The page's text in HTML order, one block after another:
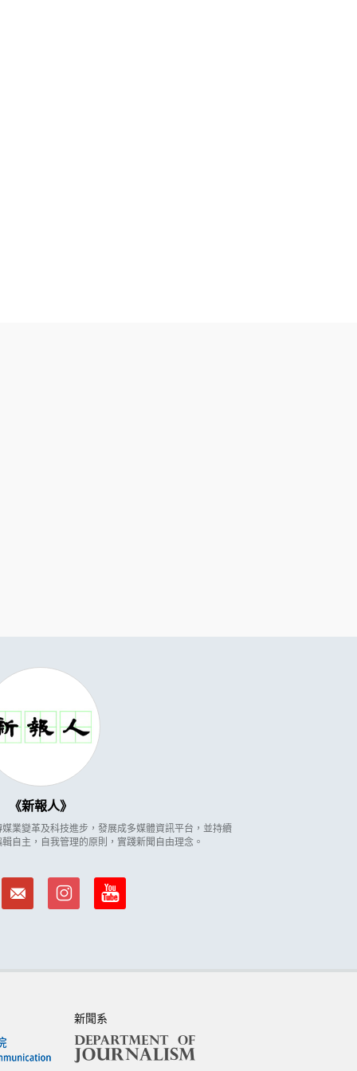
新報人
業變革及科技進步，發展成多媒體資訊平台，並持續
自主，自我管理的原則，實踐新聞自由理念。
新聞系